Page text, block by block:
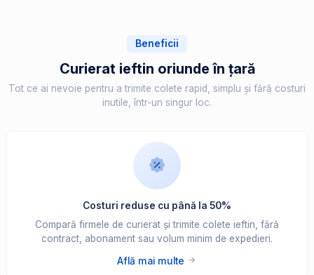
Beneficii
Curierat ieftin oriunde în țară
Tot ce ai nevoie pentru a trimite colete rapid, simplu și fără costuri
inutile, într-un singur loc.
Costuri reduse cu până la 50%
Compară firmele de curierat și trimite colete ieftin, fără
contract, abonament sau volum minim de expedieri.
Află mai multe